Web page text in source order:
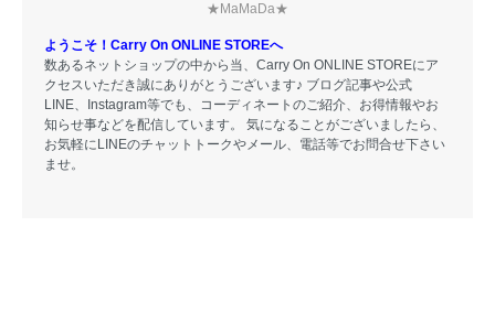
★MaMaDa★
ようこそ！Carry On ONLINE STOREへ
数あるネットショップの中から当、Carry On ONLINE STOREにア
クセスいただき誠にありがとうございます♪ ブログ記事や公式
LINE、Instagram等でも、コーディネートのご紹介、お得情報やお
知らせ事などを配信しています。 気になることがございましたら、
お気軽にLINEのチャットトークやメール、電話等でお問合せ下さい
ませ。